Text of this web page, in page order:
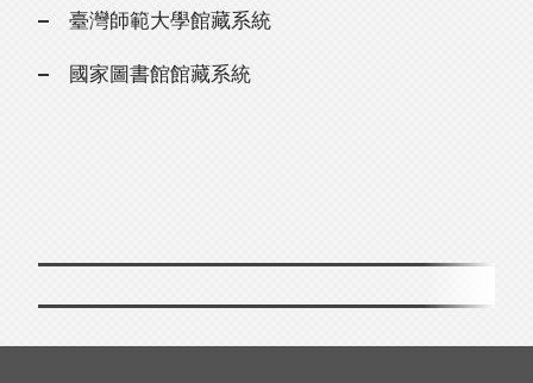
臺灣師範大學館藏系統
國家圖書館館藏系統